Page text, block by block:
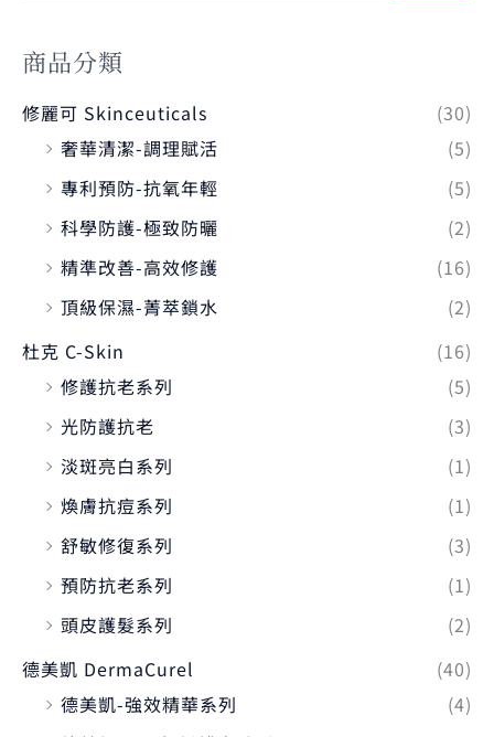
商品分類
修麗可 Skinceuticals
(30)
奢華清潔-調理賦活
(5)
專利預防-抗氧年輕
(5)
科學防護-極致防曬
(2)
精準改善-高效修護
(16)
頂級保濕-菁萃鎖水
(2)
杜克 C-Skin
(16)
修護抗老系列
(5)
光防護抗老
(3)
淡斑亮白系列
(1)
煥膚抗痘系列
(1)
舒敏修復系列
(3)
預防抗老系列
(1)
頭皮護髮系列
(2)
德美凱 DermaCurel
(40)
德美凱-強效精華系列
(4)